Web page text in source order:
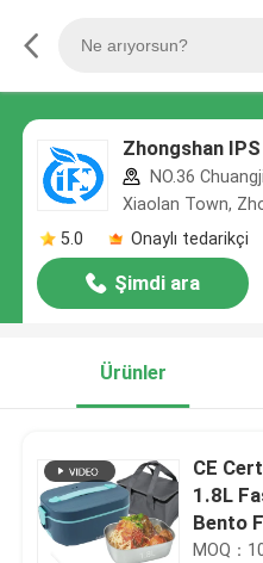
Zhongshan
NO.36
Xiaolan Town,
5.0
Onaylı tedarikçi
Şimdi ara
Ürünler
CE
1.8L
Bento
MOQ：